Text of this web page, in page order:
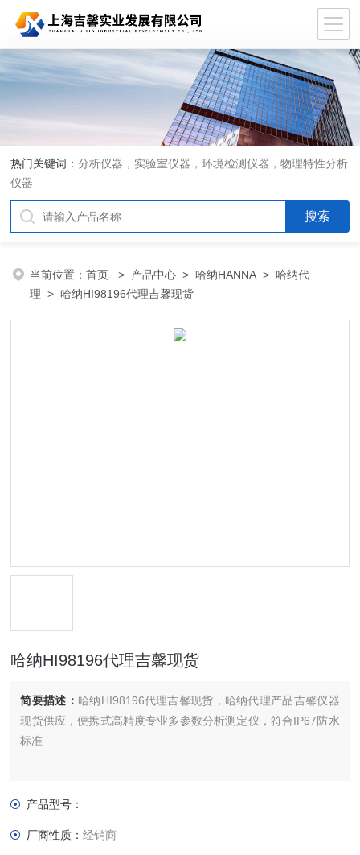
热门关键词：分析仪器，实验室仪器，环境检测仪器，物理特性分析
仪器
当前位置：首页 > 产品中心 >哈纳HANNA >哈纳代
理 > 哈纳HI98196代理吉馨现货
哈纳HI98196代理吉馨现货
简要描述： 哈纳HI98196代理吉馨现货，哈纳代理产品吉馨仪器
现货供应，便携式高精度专业多参数分析测定仪，符合IP67防水
标准
产品型号：
厂商性质：经销商